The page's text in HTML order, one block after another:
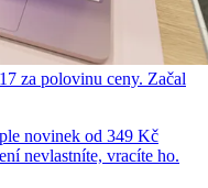
za polovinu ceny. Začal
novinek od 349 Kč
nevlastníte, vracíte ho.